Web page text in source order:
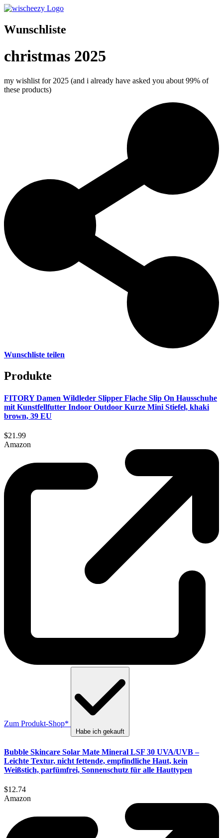
Wunschliste
christmas 2025
my wishlist for 2025 (and i already have asked you about 99% of
these products)
Wunschliste teilen
Produkte
FITORY Damen Wildleder Slipper Flache Slip On Hausschuhe
mit Kunstfellfutter Indoor Outdoor Kurze Mini Stiefel, khaki
brown, 39 EU
$21.99
Amazon
Zum Produkt-Shop*
Habe ich gekauft
Bubble Skincare Solar Mate Mineral LSF 30 UVA/UVB –
Leichte Textur, nicht fettende, empfindliche Haut, kein
Weißstich, parfümfrei, Sonnenschutz für alle Hauttypen
$12.74
Amazon